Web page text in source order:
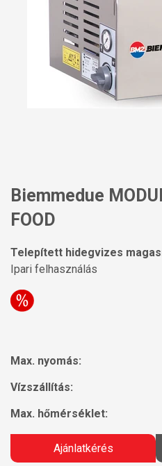
Biemmedue
FOOD
Telepített hidegvizes
Ipari felhasználás
Max. nyomás:
Vízszállítás:
Max. hőmérséklet:
Ajánlatkérés